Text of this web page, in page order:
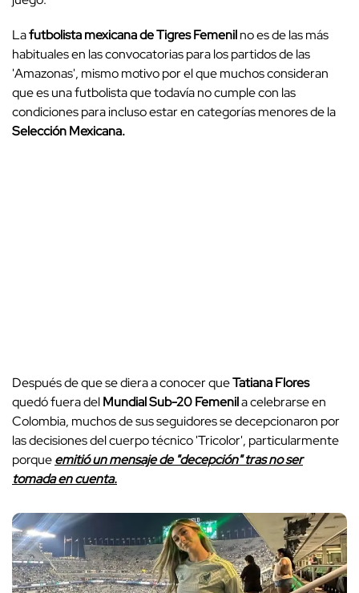
Lafutbolista mexicana de Tigres Femenilno es de las más
habituales en las convocatorias para los partidos de las
'Amazonas', mismo motivo por el que muchos consideran
que es una futbolista que todavía no cumple con las
condiciones para incluso estar en categorías menores de la
Selección Mexicana.
Después de que se diera a conocer queTatiana Flores
quedó fuera delMundial Sub-20 Femenila celebrarse en
Colombia, muchos de sus seguidores se decepcionaron por
las decisiones del cuerpo técnico 'Tricolor', particularmente
porqueemitió un mensaje de "decepción" tras no ser
tomada en cuenta.